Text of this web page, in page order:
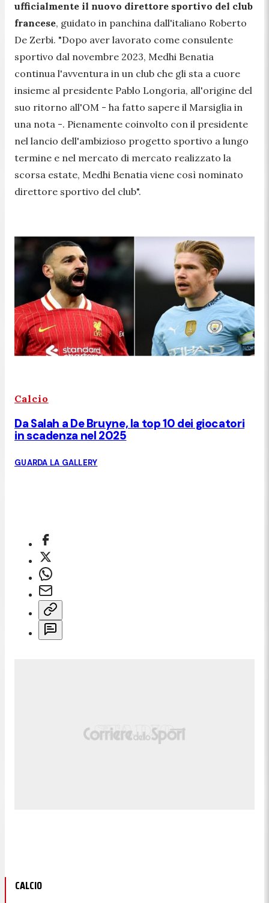
ufficialmente il nuovo direttore sportivo del club
francese, guidato in panchina dall'italiano Roberto
De Zerbi. "Dopo aver lavorato come consulente
sportivo dal novembre 2023, Medhi Benatia
continua l'avventura in un club che gli sta a cuore
insieme al presidente Pablo Longoria, all'origine del
suo ritorno all'OM - ha fatto sapere il Marsiglia in
una nota -. Pienamente coinvolto con il presidente
nel lancio dell'ambizioso progetto sportivo a lungo
termine e nel mercato di mercato realizzato la
scorsa estate, Medhi Benatia viene così nominato
direttore sportivo del club".
Calcio
Da Salah a De Bruyne, la top 10 dei giocatori
in scadenza nel 2025
GUARDA LA GALLERY
CALCIO